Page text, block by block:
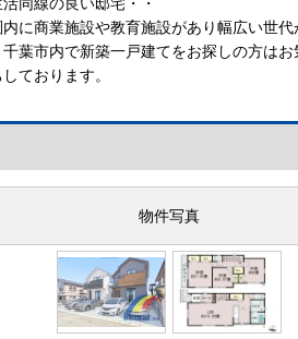
に商業施設や教育施設があり幅広い世代
葉市内で新築一戸建てをお探しの方はお
ております。
物件写真